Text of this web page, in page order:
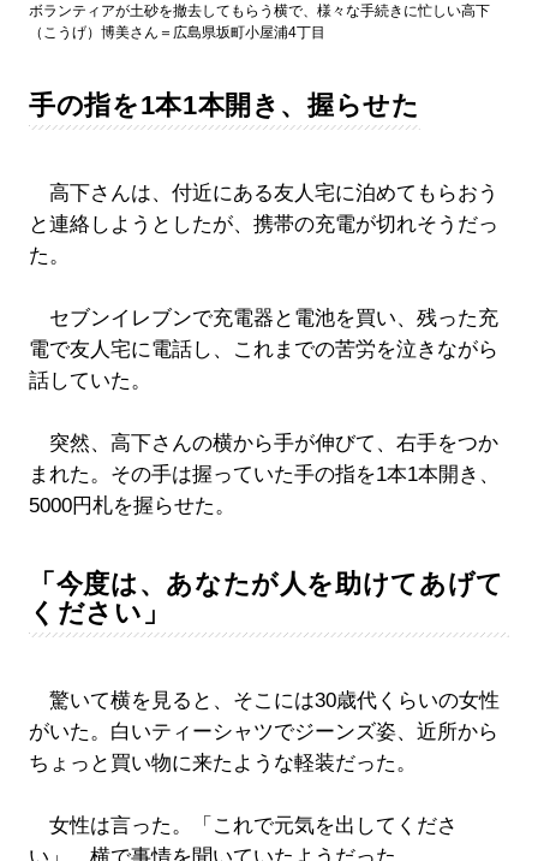
ボランティアが土砂を撤去してもらう横で、様々な手続きに忙しい高下
（こうげ）博美さん＝広島県坂町小屋浦4丁目
手の指を1本1本開き、握らせた
高下さんは、付近にある友人宅に泊めてもらおう
と連絡しようとしたが、携帯の充電が切れそうだっ
た。
セブンイレブンで充電器と電池を買い、残った充
電で友人宅に電話し、これまでの苦労を泣きながら
話していた。
突然、高下さんの横から手が伸びて、右手をつか
まれた。その手は握っていた手の指を1本1本開き、
5000円札を握らせた。
「今度は、あなたが人を助けてあげて
ください」
驚いて横を見ると、そこには30歳代くらいの女性
がいた。白いティーシャツでジーンズ姿、近所から
ちょっと買い物に来たような軽装だった。
女性は言った。「これで元気を出してくださ